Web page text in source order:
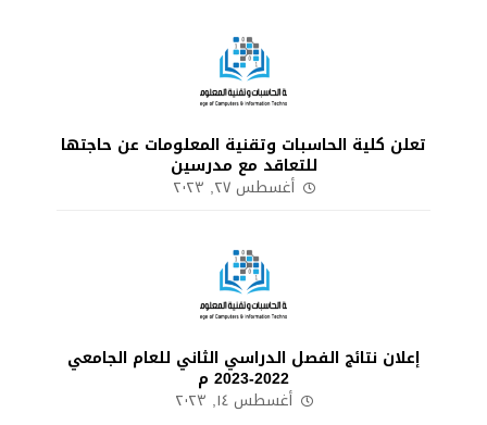
تعلن كلية الحاسبات وتقنية المعلومات عن حاجتها
للتعاقد مع مدرسين
أغسطس ٢٧, ٢٠٢٣
إعلان نتائج الفصل الدراسي الثاني للعام الجامعي
2022-2023 م
أغسطس ١٤, ٢٠٢٣